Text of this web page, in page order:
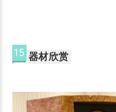
15 器材欣赏